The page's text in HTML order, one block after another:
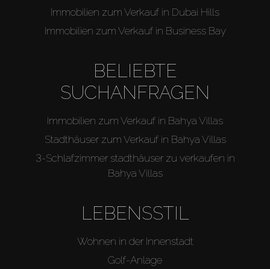
Immobilien zum Verkauf in Dubai Hills
Immobilien zum Verkauf in Business Bay
BELIEBTE
SUCHANFRAGEN
Immobilien zum Verkauf in Bahya Villas
Stadthäuser zum Verkauf in Bahya Villas
3-Schlafzimmer stadthäuser zu verkaufen in
Bahya Villas
LEBENSSTIL
Wohnen in der Innenstadt
Golf-Anlage